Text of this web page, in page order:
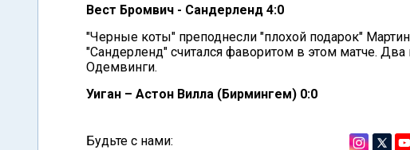
Вест Бромвич - Сандерленд 4:0
"Черные коты" преподнесли "плохой подарок"
"Сандерленд" считался фаворитом в этом матче.
Одемвинги.
Уиган – Астон Вилла (Бирмингем) 0:0
Будьте с нами: